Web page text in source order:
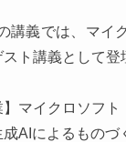
講義では、マイ
ト講義として登
】マイクロソフト
成AIによるもの